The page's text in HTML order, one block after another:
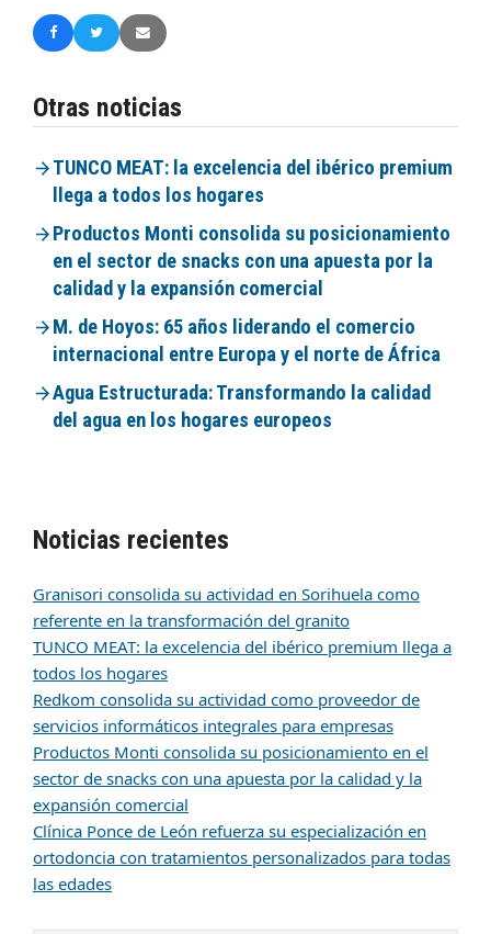
Otras noticias
TUNCO MEAT: la excelencia del ibérico premium
llega a todos los hogares
Productos Monti consolida su posicionamiento
en el sector de snacks con una apuesta por la
calidad y la expansión comercial
M. de Hoyos: 65 años liderando el comercio
internacional entre Europa y el norte de África
Agua Estructurada: Transformando la calidad
del agua en los hogares europeos
Noticias recientes
Granisori consolida su actividad en Sorihuela como
referente en la transformación del granito
TUNCO MEAT: la excelencia del ibérico premium llega a
todos los hogares
Redkom consolida su actividad como proveedor de
servicios informáticos integrales para empresas
Productos Monti consolida su posicionamiento en el
sector de snacks con una apuesta por la calidad y la
expansión comercial
Clínica Ponce de León refuerza su especialización en
ortodoncia con tratamientos personalizados para todas
las edades